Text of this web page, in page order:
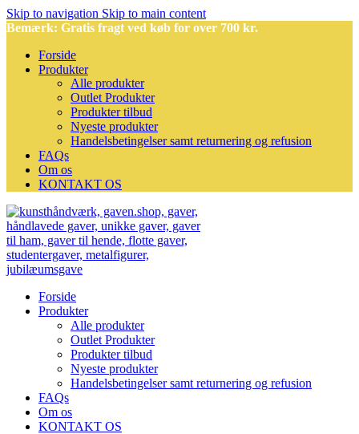
Skip to navigation Skip to main content
Bemærk: Gratis fragt ved køb for over 700 kr.
Forside
Produkter
Alle produkter
Outlet Produkter
Produkter tilbud
Nyeste produkter
Handelsbetingelser samt returnering og refusion
FAQs
Om os
KONTAKT OS
Forside
Produkter
Alle produkter
Outlet Produkter
Produkter tilbud
Nyeste produkter
Handelsbetingelser samt returnering og refusion
FAQs
Om os
KONTAKT OS